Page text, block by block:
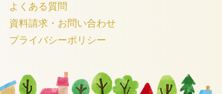
よくある質問
資料請求・お問い合わせ
プライバシーポリシー